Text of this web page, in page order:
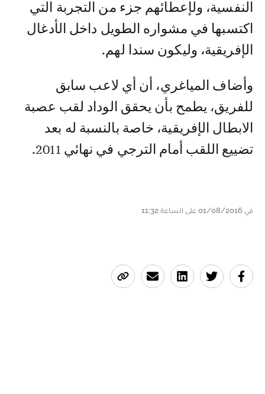
النفسية، ولإعطائهم جزء من التجربة التي
اكتسبها في مشواره الطويل داخل الأدغال
الإفريقية، وليكون سندا لهم.
وأضاف المياغري، أن أي لاعب سابق
للفريق، يطمح بأن يحقق الوداد لقب عصبة
الابطال الإفريقية، خاصة بالنسبة له بعد
تضييع اللقب أمام الترجي في نهائي 2011.
في 01/08/2016 على الساعة 11:32